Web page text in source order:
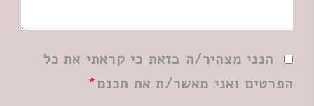
הנני מצהיר/ה בזאת כי קראתי את כל
הפרטים ואני מאשר/ת את תכנם